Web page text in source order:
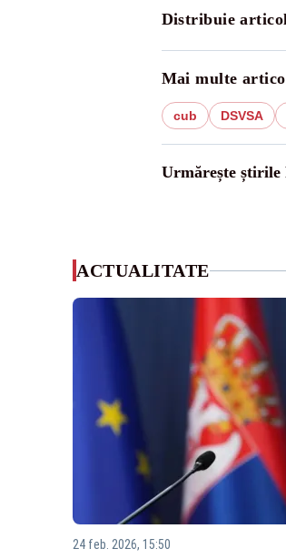
Distribuie
Mai multe
cub DSVSA
Urmărește știrile
ACTUALITATE
24 feb. 2026, 15:50